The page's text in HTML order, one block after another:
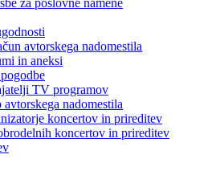
za poslovne namene
avtorskega nadomestila
in aneksi
TV programov
nadomestila
koncertov in prireditev
koncertov in prireditev